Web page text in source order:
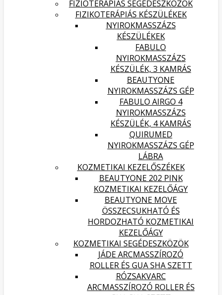
FIZIOTERÁPIÁS SEGÉDESZKÖZÖK
FIZIKOTERÁPIÁS KÉSZÜLÉKEK
NYIROKMASSZÁZS
KÉSZÜLÉKEK
FABULO
NYIROKMASSZÁZS
KÉSZÜLÉK, 3 KAMRÁS
BEAUTYONE
NYIROKMASSZÁZS GÉP
FABULO AIRGO 4
NYIROKMASSZÁZS
KÉSZÜLÉK, 4 KAMRÁS
QUIRUMED
NYIROKMASSZÁZS GÉP
LÁBRA
KOZMETIKAI KEZELŐSZÉKEK
BEAUTYONE 202 PINK
KOZMETIKAI KEZELŐÁGY
BEAUTYONE MOVE
ÖSSZECSUKHATÓ ÉS
HORDOZHATÓ KOZMETIKAI
KEZELŐÁGY
KOZMETIKAI SEGÉDESZKÖZÖK
JÁDE ARCMASSZÍROZÓ
ROLLER ÉS GUA SHA SZETT
RÓZSAKVARC
ARCMASSZÍROZÓ ROLLER ÉS